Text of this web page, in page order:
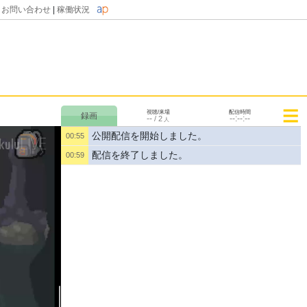
お問い合わせ 稼働状況
視聴/来場
-- / 2 人
配信時間
--:--:--
00:55 公開配信を開始しました。
00:59 配信を終了しました。